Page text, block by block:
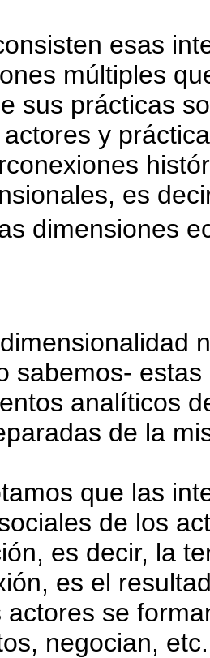
esas
múltiples
sus prácticas
y
es
dimensiones
sabemos-
analíticos
de la
que las
de los
es decir, la
es el
actores se
negocian, etc.